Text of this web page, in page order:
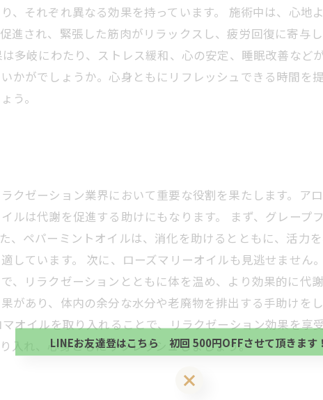
、それぞれ異なる効果を持っています。 施術中は、心地
進され、緊張した筋肉がリラックスし、疲労回復に寄与
多岐にわたり、ストレス緩和、心の安定、睡眠改善など
かがでしょうか。心身ともにリフレッシュできる時間を
う。
クゼーション業界において重要な役割を果たします。ア
ルは代謝を促進する助けにもなります。 まず、グレープ
、ペパーミントオイルは、消化を助けるとともに、活力
しています。 次に、ローズマリーオイルも見逃せません
、リラクゼーションとともに体を温め、より効果的に代
があり、体内の余分な水分や老廃物を排出する手助けを
オイルを取り入れることで、リラクゼーション効果を
入れ、心身ともにリフレッシュしましょう。
当サロンの公式LINE@にお友達登録頂いたお客様
初回 500円OFFさせて頂きます。 既に 追加済の
方、不必要な方 お手数ですが、✖印でお閉じ下さ
LINEお友達登はこちら 初回 500円OFFさせて頂きます！
当サロンの公式LINE@にお友達登録頂いたお客様
初回 500円OFFさせて頂きます。 既に 追加済の
方、不必要な方 お手数ですが、✖印でお閉じ下さ
LINEお友達登はこちら 初回 500円OFFさせて頂きます！